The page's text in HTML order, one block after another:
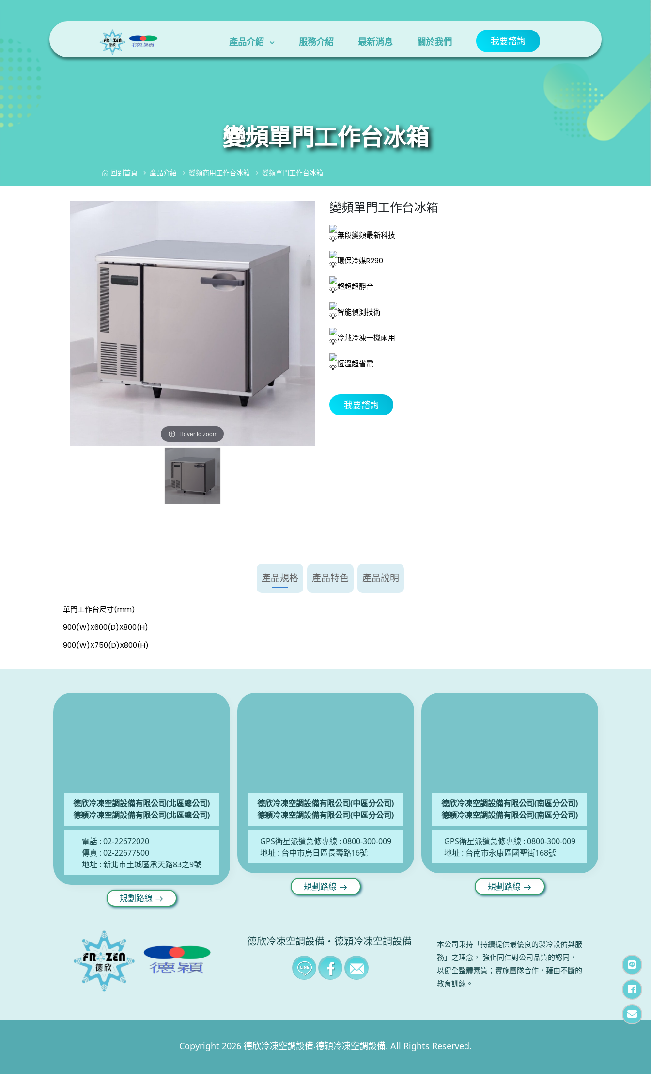
產品介紹 服務介紹 最新消息 關於我們 我要諮詢
變頻單門工作台冰箱
回到首頁 產品介紹 變頻商用工作台冰箱 變頻單門工作台冰箱
Hover to zoom
變頻單門工作台冰箱
無段變頻最新科技
環保冷媒R290
超超超靜音
智能偵測技術
冷藏冷凍一機兩用
恆溫超省電
我要諮詢
產品規格 產品特色 產品說明
單門工作台尺寸(mm)
900(W)X600(D)X800(H)
900(W)X750(D)X800(H)
德欣冷凍空調設備有限公司(北區總公司)
德穎冷凍空調設備有限公司(北區總公司)
電話 : 02-22672020
傳真 : 02-22677500
地址 : 新北市土城區承天路83之9號
規劃路線
德欣冷凍空調設備有限公司(中區分公司)
德穎冷凍空調設備有限公司(中區分公司)
GPS衛星派遣急修專線 : 0800-300-009
地址 : 台中市烏日區長壽路16號
規劃路線
德欣冷凍空調設備有限公司(南區分公司)
德穎冷凍空調設備有限公司(南區分公司)
GPS衛星派遣急修專線 : 0800-300-009
地址 : 台南市永康區國聖街168號
規劃路線
德欣冷凍空調設備‧德穎冷凍空調設備
本公司秉持「持續提供最優良的製冷設備與服
務」之理念， 強化同仁對公司品質的認同，
以健全整體素質；實施團隊合作，藉由不斷的
教育訓練。
Copyright 2026 德欣冷凍空調設備‧德穎冷凍空調設備. All Rights Reserved.